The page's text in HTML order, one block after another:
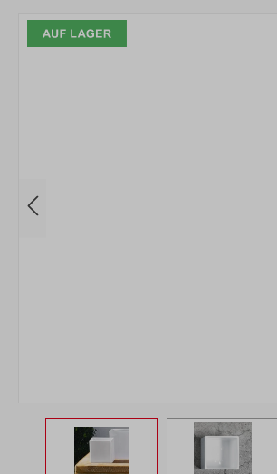
Bildergalerie überspringen